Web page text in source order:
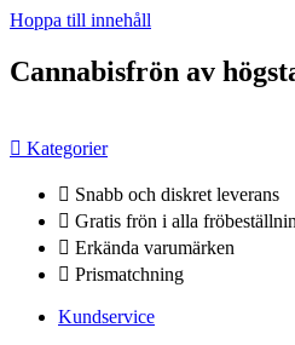
Hoppa till innehåll
Cannabisfrön av
Kategorier
Snabb och diskret leverans
Gratis frön i alla
Erkända varumärken
Prismatchning
Kundservice